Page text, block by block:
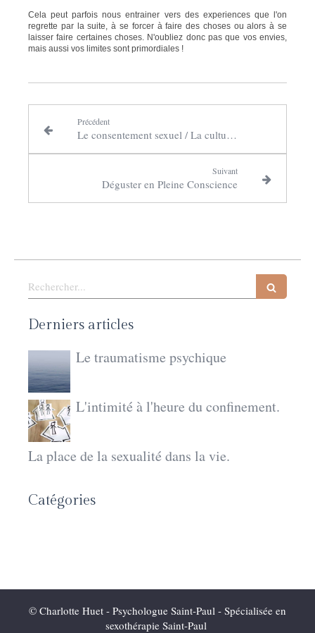
Cela peut parfois nous entrainer vers des experiences que l'on
regrette par la suite, à se forcer à faire des choses ou alors à se
laisser faire certaines choses. N'oubliez donc pas que vos envies,
mais aussi vos limites sont primordiales !
Précédent
Le consentement sexuel / La culture du viol.
Suivant
Déguster en Pleine Conscience
Rechercher
Derniers articles
Le traumatisme psychique
L'intimité à l'heure du confinement.
La place de la sexualité dans la vie.
Catégories
© Charlotte Huet - Psychologue Saint-Paul - Spécialisée en
sexothérapie Saint-Paul